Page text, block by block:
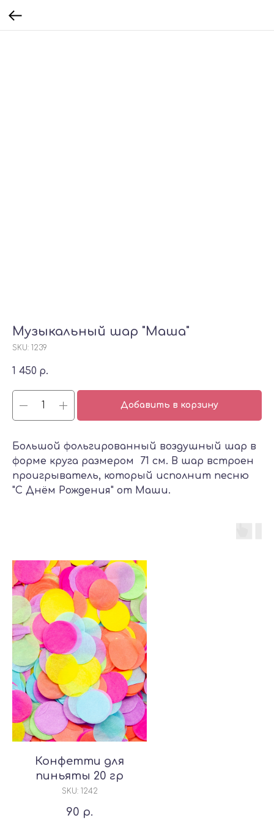
Музыкальный шар "Маша"
SKU: 1239
1 450 р.
Добавить в корзину
Большой фольгированный воздушный шар в
форме круга размером 71 см. В шар встроен
проигрыватель, который исполнит песню
"С Днём Рождения" от Маши.
Конфетти для
пиньяты 20 гр
SKU: 1242
90 р.